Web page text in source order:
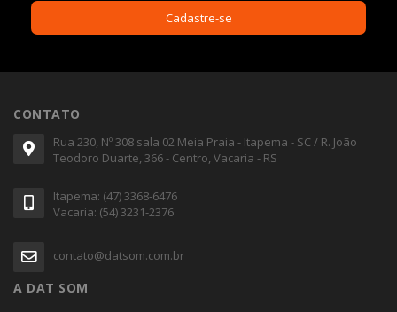
CONTATO
Rua 230, Nº 308 sala 02 Meia Praia - Itapema - SC / R. João
Teodoro Duarte, 366 - Centro, Vacaria - RS
Itapema: (47) 3368-6476
Vacaria: (54) 3231-2376
contato@datsom.com.br
A DAT SOM